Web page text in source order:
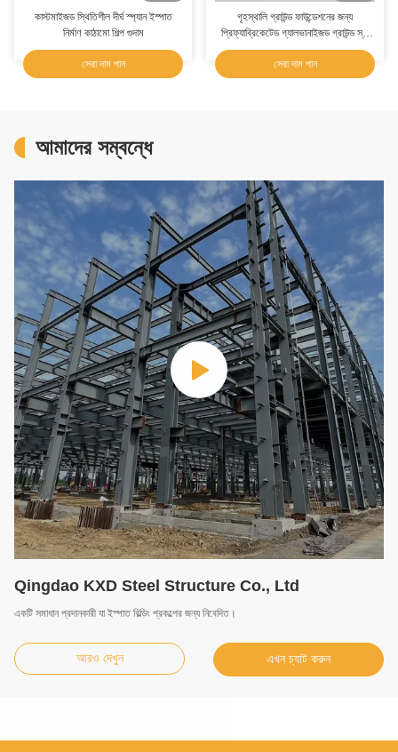
কাস্টমাইজড স্থিতিশীল দীর্ঘ স্প্যান ইস্পাত
নির্মাণ কাঠামো শিল্প গুদাম
সেরা দাম পান
গৃহস্থালি গ্রাউন্ড ফাউন্ডেশনের জন্য
প্রিফ্যাব্রিকেটেড গ্যালভানাইজড গ্রাউন্ড স্ক্রু
পাইল
সেরা দাম পান
আমাদের সম্বন্ধে
Qingdao KXD Steel Structure Co., Ltd
একটি সমাধান প্রদানকারী যা ইস্পাত বিল্ডিং প্রকল্পের জন্য নিবেদিত।
আরও দেখুন এখন চ্যাট করুন